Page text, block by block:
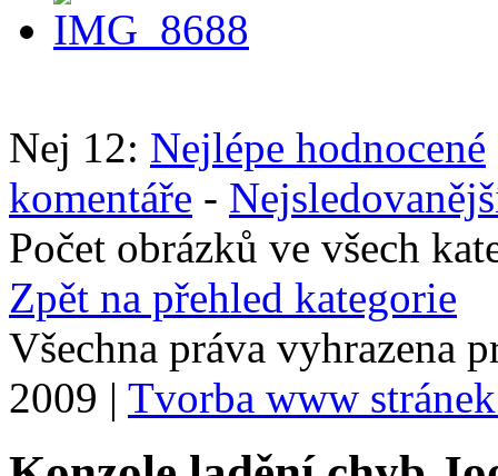
Nej 12: Nejlépe hodnocené
komentáře -
Počet obrázků ve všech
Zpět na přehled kategorie
Všechna práva vyhrazena
2009 | Tvorba www